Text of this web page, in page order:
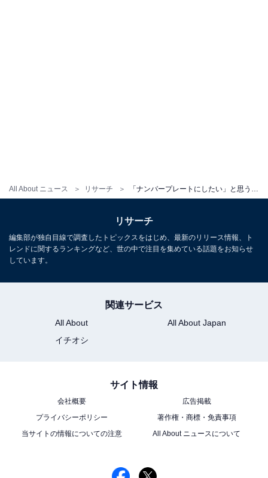
All About ニュース リサーチ
リサーチ
編集部が独自目線で調査したトピックスをはじめ、最新のリリース情報、ト
レンドに関するランキングなど、世の中で注目を集めている話題をお知らせ
しています。
関連サービス
All About
All About Japan
イチオシ
サイト情報
会社概要
広告掲載
プライバシーポリシー
著作権・商標・免責事項
当サイトの情報についての注意
All About ニュースについて